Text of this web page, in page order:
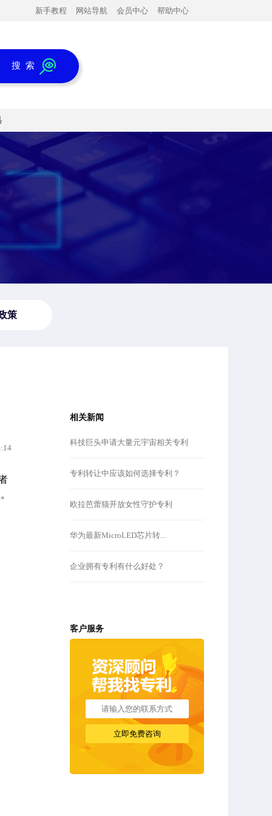
新手教程 网站导航 会员中心 帮助中心
搜 索
策
相关新闻
科技巨头申请大量元宇宙相关专利
专利转让中应该如何选择专利？
欧拉芭蕾猫开放女性守护专利
华为最新MicroLED芯片转...
企业拥有专利有什么好处？
客户服务